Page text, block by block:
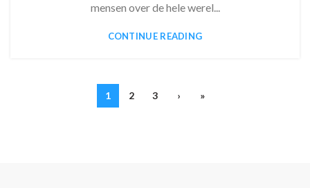
mensen over de hele werel...
CONTINUE READING
1 2 3 › »